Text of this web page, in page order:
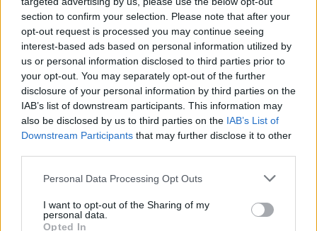
section to confirm your selection. Please note that after your
opt-out request is processed you may continue seeing
interest-based ads based on personal information utilized by
us or personal information disclosed to third parties prior to
your opt-out. You may separately opt-out of the further
disclosure of your personal information by third parties on the
IAB’s list of downstream participants. This information may
also be disclosed by us to third parties on the IAB’s List of
Downstream Participants that may further disclose it to other
Personal Data Processing Opt Outs
I want to opt-out of the Sharing of my
personal data.
Opted In
Społeczeństwo